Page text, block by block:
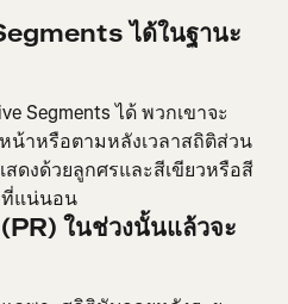
ได้ในฐานะ
Segments ได้ พวกเขาจะ
น้าหรือตามหลังเวลาสถิติส่วน
สดงด้วยลูกศรและสีเขียวหรือสี
ที่แน่นอน
ในช่วงนั้นแล้วจะ